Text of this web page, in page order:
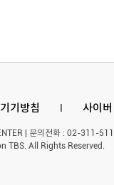
기방침 l 사이
| 문의전화 : 02-311-
TBS. All Rights Reserved.